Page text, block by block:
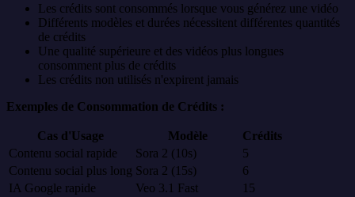
Les crédits sont consommés lorsque vous générez une vidéo
Différents modèles et durées nécessitent différentes quantités
de crédits
Une qualité supérieure et des vidéos plus longues
consomment plus de crédits
Les crédits non utilisés n'expirent jamais
Exemples de Consommation de Crédits :
Cas d'Usage Modèle
Crédits
Contenu social rapide
Sora 2 (10s)
5
Contenu social plus long Sora 2 (15s)
6
IA Google rapide
Veo 3.1 Fast
15